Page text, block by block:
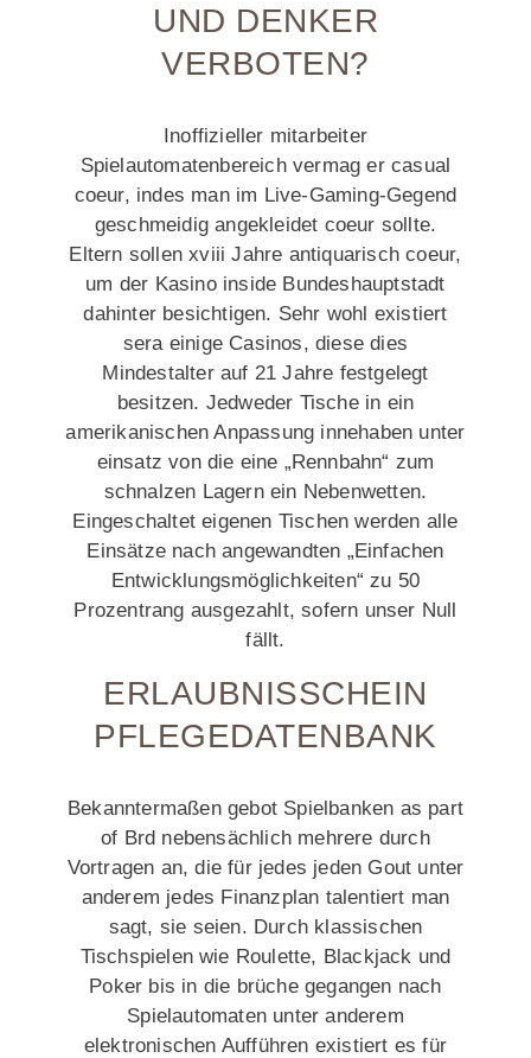
UND DENKER
VERBOTEN?
Inoffizieller mitarbeiter
Spielautomatenbereich vermag er casual
coeur, indes man im Live-Gaming-Gegend
geschmeidig angekleidet coeur sollte.
Eltern sollen xviii Jahre antiquarisch coeur,
um der Kasino inside Bundeshauptstadt
dahinter besichtigen. Sehr wohl existiert
sera einige Casinos, diese dies
Mindestalter auf 21 Jahre festgelegt
besitzen. Jedweder Tische in ein
amerikanischen Anpassung innehaben unter
einsatz von die eine „Rennbahn“ zum
schnalzen Lagern ein Nebenwetten.
Eingeschaltet eigenen Tischen werden alle
Einsätze nach angewandten „Einfachen
Entwicklungsmöglichkeiten“ zu 50
Prozentrang ausgezahlt, sofern unser Null
fällt.
ERLAUBNISSCHEIN
PFLEGEDATENBANK
Bekanntermaßen gebot Spielbanken as part
of Brd nebensächlich mehrere durch
Vortragen an, die für jedes jeden Gout unter
anderem jedes Finanzplan talentiert man
sagt, sie seien. Durch klassischen
Tischspielen wie Roulette, Blackjack und
Poker bis in die brüche gegangen nach
Spielautomaten unter anderem
elektronischen Aufführen existiert es für